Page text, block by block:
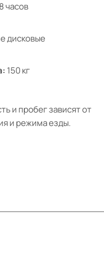
8 часов
дисковые
150 кг
и пробег зависят от
и режима езды.